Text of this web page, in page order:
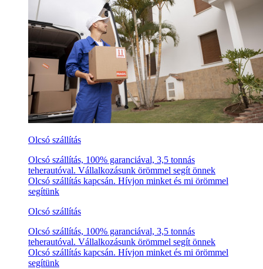
Olcsó szállítás
Olcsó szállítás, 100% garanciával, 3,5 tonnás
teherautóval. Vállalkozásunk örömmel segít önnek
Olcsó szállítás kapcsán. Hívjon minket és mi örömmel
segítünk
Olcsó szállítás
Olcsó szállítás, 100% garanciával, 3,5 tonnás
teherautóval. Vállalkozásunk örömmel segít önnek
Olcsó szállítás kapcsán. Hívjon minket és mi örömmel
segítünk